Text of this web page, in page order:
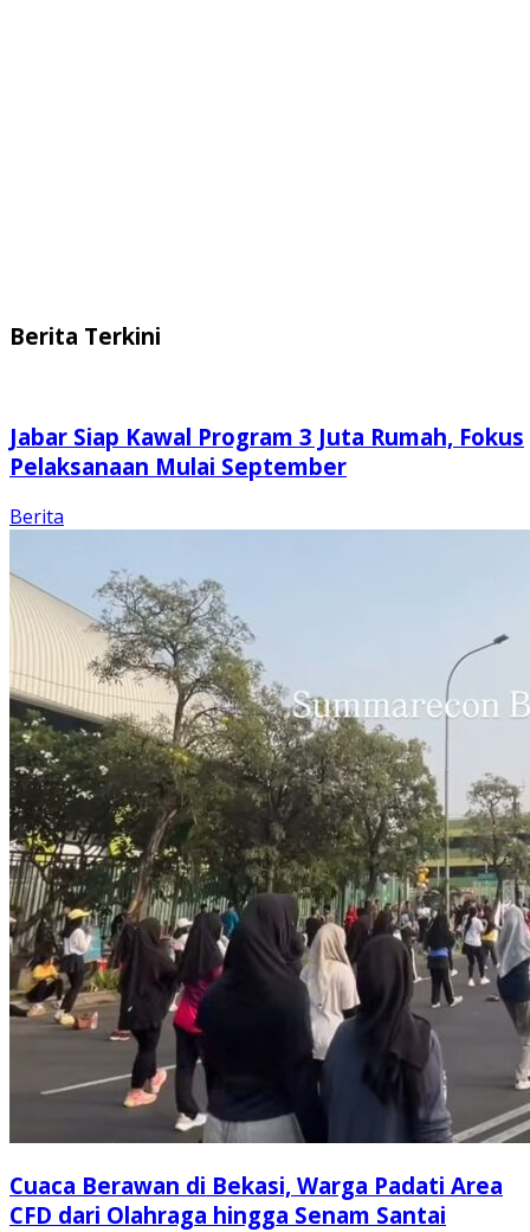
Berita Terkini
Jabar Siap Kawal Program 3 Juta Rumah, Fokus
Pelaksanaan Mulai September
Berita
Cuaca Berawan di Bekasi, Warga Padati Area
CFD dari Olahraga hingga Senam Santai